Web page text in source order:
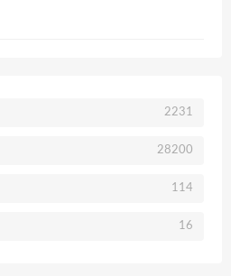
2231
28200
114
16